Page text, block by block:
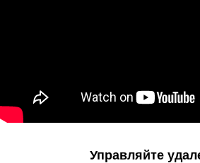
Управляйте